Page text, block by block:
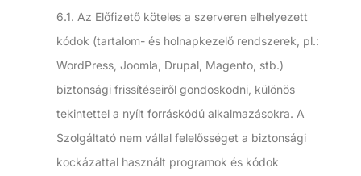
6.1. Az Előfizető köteles a szerveren elhelyezett
kódok (tartalom- és holnapkezelő rendszerek, pl.:
WordPress, Joomla, Drupal, Magento, stb.)
biztonsági frissítéseiről gondoskodni, különös
tekintettel a nyílt forráskódú alkalmazásokra. A
Szolgáltató nem vállal felelősséget a biztonsági
kockázattal használt programok és kódok